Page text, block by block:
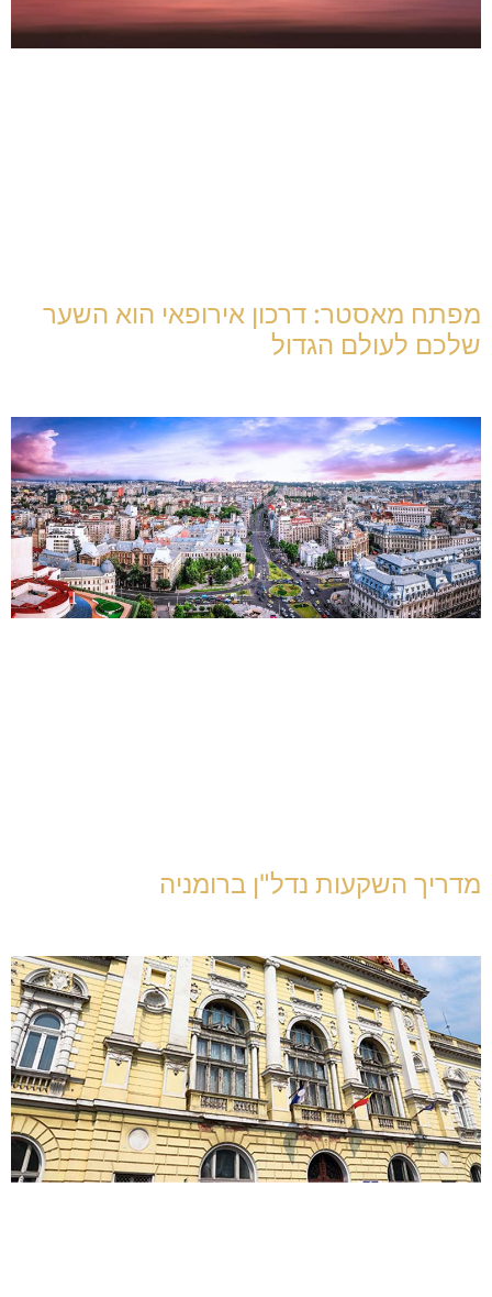
מפתח מאסטר: דרכון אירופאי הוא השער
שלכם לעולם הגדול
מדריך השקעות נדל"ן ברומניה